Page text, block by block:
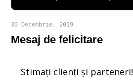
30 Decembrie, 2019
Mesaj de felicitare
Stimați clienți și parteneri!